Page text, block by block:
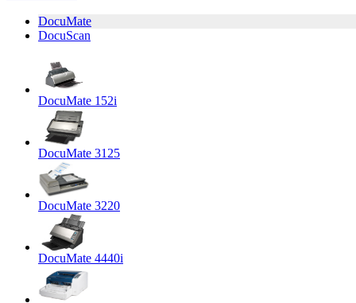
DocuMate
DocuScan
DocuMate 152i
DocuMate 3125
DocuMate 3220
DocuMate 4440i